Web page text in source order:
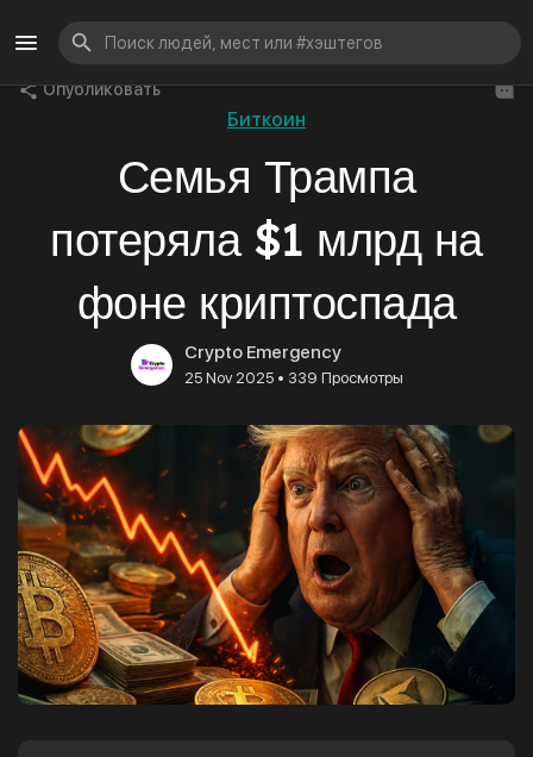
Опубликовать
Биткоин
Семья Трампа
потеряла $1 млрд на
фоне криптоспада
Crypto Emergency
25 Nov 2025• 339 Просмотры